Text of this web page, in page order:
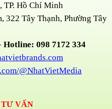
TP. Hồ Chí Minh
322 Tây Thạnh, Phường Tây
Hotline: 098 7172 334
@NhatVietMedia
VẤN